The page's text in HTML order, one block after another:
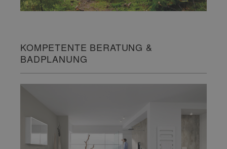
KOMPETENTE BERATUNG &
BADPLANUNG